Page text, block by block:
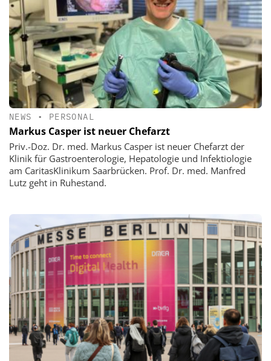
NEWS • PERSONAL
Markus Casper ist neuer Chefarzt
Priv.-Doz. Dr. med. Markus Casper ist neuer Chefarzt der
Klinik für Gastroenterologie, Hepatologie und Infektiologie
am CaritasKlinikum Saarbrücken. Prof. Dr. med. Manfred
Lutz geht in Ruhestand.